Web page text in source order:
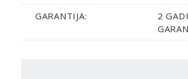
GARANTIJA:
2